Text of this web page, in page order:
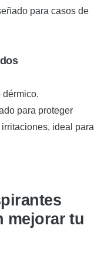
para casos de
para proteger
ideal para
mejorar tu